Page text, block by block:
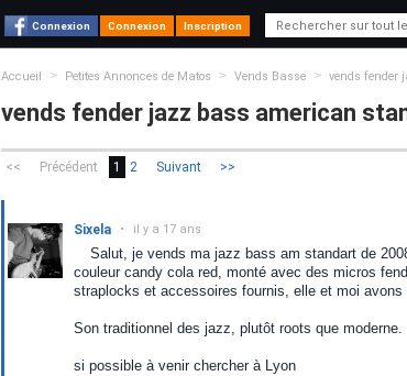
Connexion Connexion Inscription
Accueil > Petites Annonces de Matos > Vends Basse > vends fender
vends fender jazz bass american
<< Précédent 1 2 Suivant >>
Sixela • il y a 17 ans
Salut, je vends ma jazz bass am standart de
couleur candy cola red, monté avec des micros
straplocks et accessoires fournis, elle et moi
Son traditionnel des jazz, plutôt roots que moderne.
si possible à venir chercher à Lyon